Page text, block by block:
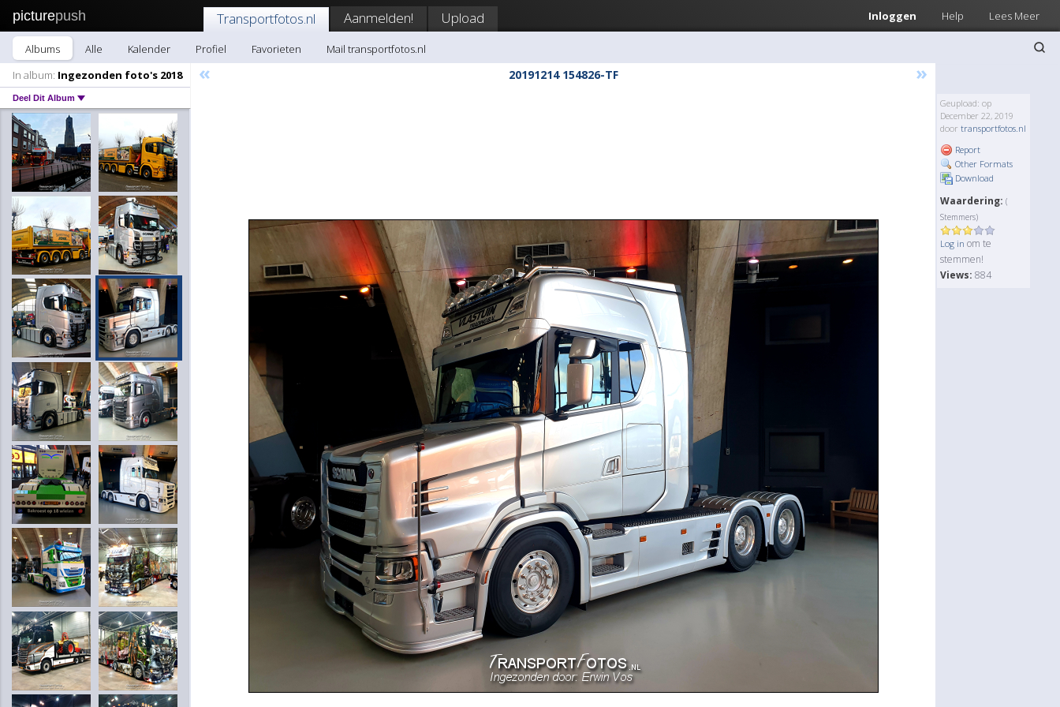
picturepush Inloggen Help Lees Meer
Transportfotos.nl Aanmelden! Upload
Albums Alle Kalender Profiel Favorieten
Mail transportfotos.nl
In album: Ingezonden foto's 2018
Deel Dit Album
« 20191214 154826-TF »
Geupload: op
December 22, 2019
door transportfotos.nl
Report
Other Formats
Download
Waardering: (
Stemmers)
Log in om te
stemmen!
Views: 884